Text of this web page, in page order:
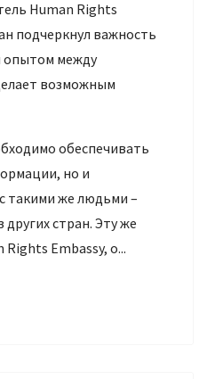
Human Rights
подчеркнул важность
опытом между
возможным
обеспечивать
но и
такими же людьми –
стран. Эту же
Embassy, о...